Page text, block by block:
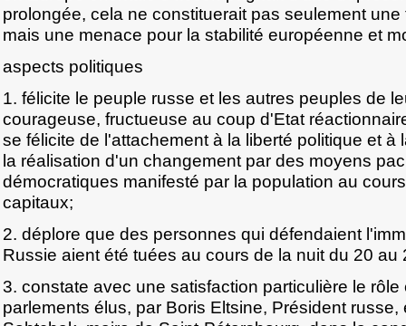
prolongée, cela ne constituerait pas seulement
mais une menace pour la stabilité européenne et
aspects politiques
1. félicite le peuple russe et les autres peuples de
courageuse, fructueuse au coup d'Etat
se félicite de l'attachement à la liberté politique et à
la réalisation d'un changement par des moyens
démocratiques manifesté par la population au
capitaux;
2. déplore que des personnes qui défendaient
Russie aient été tuées au cours de la nuit du 20 au
3. constate avec une satisfaction particulière le
parlements élus, par Boris Eltsine, Président russe,